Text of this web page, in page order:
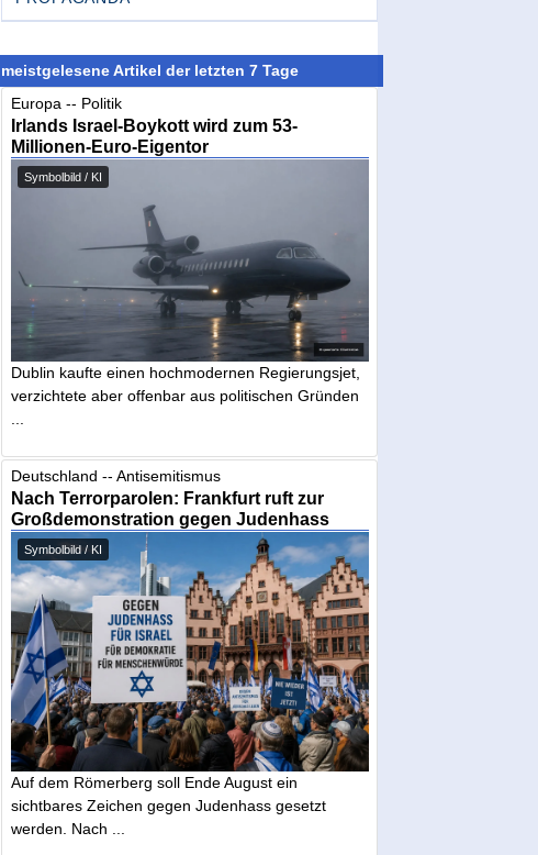
meistgelesene Artikel der letzten 7 Tage
Europa -- Politik
Irlands Israel-Boykott wird zum 53-
Millionen-Euro-Eigentor
Symbolbild / KI
Dublin kaufte einen hochmodernen Regierungsjet,
verzichtete aber offenbar aus politischen Gründen
Deutschland -- Antisemitismus
Nach Terrorparolen: Frankfurt ruft zur
Großdemonstration gegen Judenhass
Symbolbild / KI
Auf dem Römerberg soll Ende August ein
sichtbares Zeichen gegen Judenhass gesetzt
werden. Nach ...